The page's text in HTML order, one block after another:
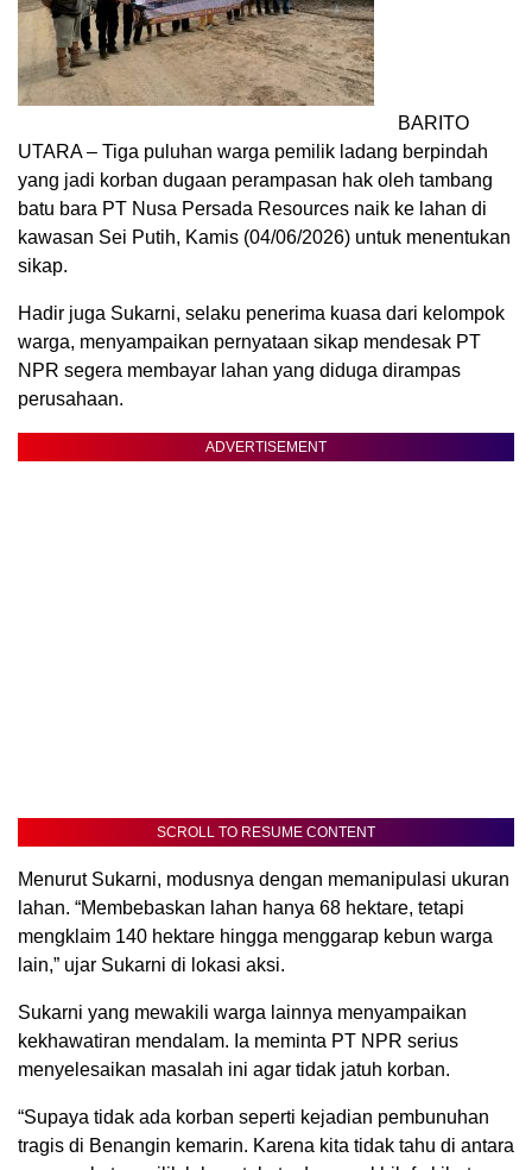
BARITO
UTARA – Tiga puluhan warga pemilik ladang berpindah
yang jadi korban dugaan perampasan hak oleh tambang
batu bara PT Nusa Persada Resources naik ke lahan di
kawasan Sei Putih, Kamis (04/06/2026) untuk menentukan
sikap.
Hadir juga Sukarni, selaku penerima kuasa dari kelompok
warga, menyampaikan pernyataan sikap mendesak PT
NPR segera membayar lahan yang diduga dirampas
perusahaan.
ADVERTISEMENT
SCROLL TO RESUME CONTENT
Menurut Sukarni, modusnya dengan memanipulasi ukuran
lahan. “Membebaskan lahan hanya 68 hektare, tetapi
mengklaim 140 hektare hingga menggarap kebun warga
lain,” ujar Sukarni di lokasi aksi.
Sukarni yang mewakili warga lainnya menyampaikan
kekhawatiran mendalam. Ia meminta PT NPR serius
menyelesaikan masalah ini agar tidak jatuh korban.
“Supaya tidak ada korban seperti kejadian pembunuhan
tragis di Benangin kemarin. Karena kita tidak tahu di antara